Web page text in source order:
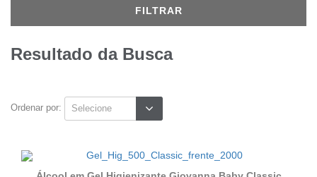
FILTRAR
(1)
preço
mais
Resultado da Busca
Ordenar por: